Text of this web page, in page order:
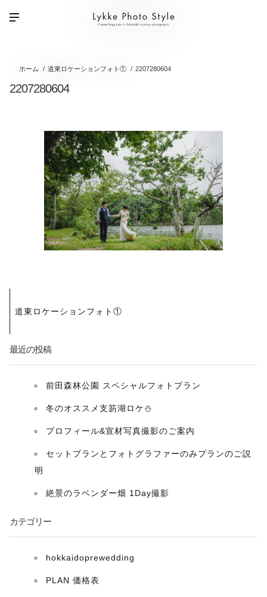
ホーム 道東ロケーションフォト① 2207280604
2207280604
投
稿
ナ
ン
道東ロケーションフォト①
最近の投稿
前田森林公園 スペシャルフォトプラン
冬のオススメ支笏湖ロケ⛄️
プロフィール&宣材写真撮影のご案内
セットプランとフォトグラファーのみプランのご説
明
絶景のラベンダー畑 1Day撮影
カテゴリー
hokkaidoprewedding
PLAN 価格表